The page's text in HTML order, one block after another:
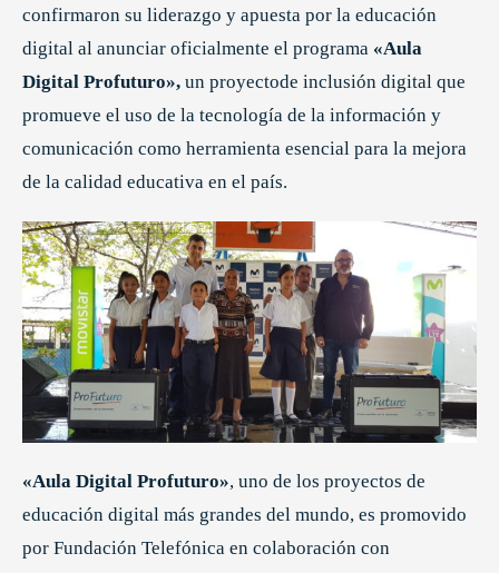
confirmaron su liderazgo y apuesta por la educación
digital al anunciar oficialmente el programa «Aula
Digital Profuturo», un proyectode inclusión digital que
promueve el uso de la tecnología de la información y
comunicación como herramienta esencial para la mejora
de la calidad educativa en el país.
«Aula Digital Profuturo», uno de los proyectos de
educación digital más grandes del mundo, es promovido
por Fundación Telefónica en colaboración con